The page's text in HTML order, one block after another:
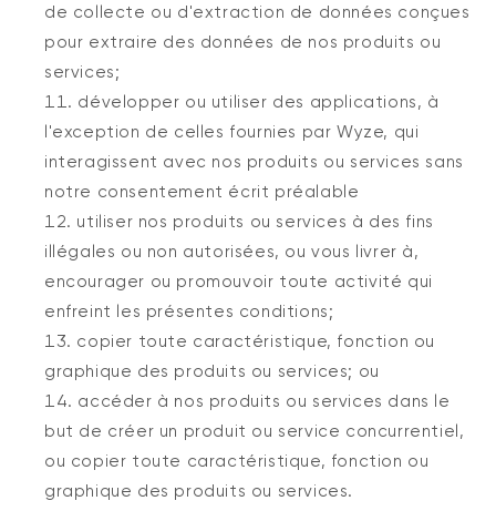
de collecte ou d'extraction de données conçues
pour extraire des données de nos produits ou
services;
développer ou utiliser des applications, à
l'exception de celles fournies par Wyze, qui
interagissent avec nos produits ou services sans
notre consentement écrit préalable
utiliser nos produits ou services à des fins
illégales ou non autorisées, ou vous livrer à,
encourager ou promouvoir toute activité qui
enfreint les présentes conditions;
copier toute caractéristique, fonction ou
graphique des produits ou services; ou
accéder à nos produits ou services dans le
but de créer un produit ou service concurrentiel,
ou copier toute caractéristique, fonction ou
graphique des produits ou services.